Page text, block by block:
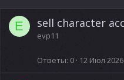
E sell character
evp11
Ответы 0 12 Июл 2026